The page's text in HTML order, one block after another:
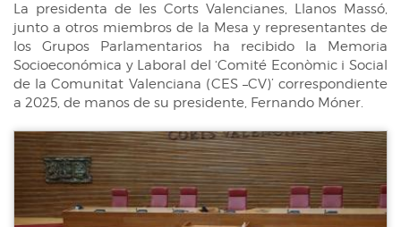
La presidenta de les Corts Valencianes, Llanos Massó,
junto a otros miembros de la Mesa y representantes de
los Grupos Parlamentarios ha recibido la Memoria
Socioeconómica y Laboral del ‘Comité Econòmic i Social
de la Comunitat Valenciana (CES –CV)’ correspondiente
a 2025, de manos de su presidente, Fernando Móner.